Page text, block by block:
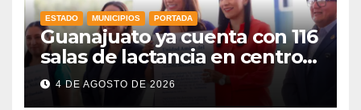
ESTADO MUNICIPIOS PORTADA
Guanajuato ya cuenta con 116
salas de lactancia en centros
de trabajo: Gobernadora
4 DE AGOSTO DE 2026